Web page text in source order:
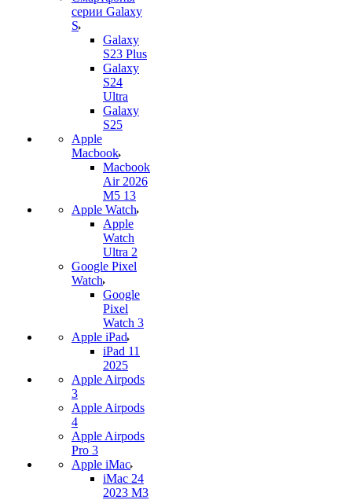
серии Galaxy
S
Galaxy
S23 Plus
Galaxy
S24
Ultra
Galaxy
S25
Apple
Macbook
Macbook
Air 2026
M5 13
Apple Watch
Apple
Watch
Ultra 2
Google Pixel
Watch
Google
Pixel
Watch 3
Apple iPad
iPad 11
2025
Apple Airpods
3
Apple Airpods
4
Apple Airpods
Pro 3
Apple iMac
iMac 24
2023 M3